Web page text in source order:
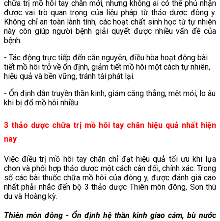
chữa trị mồ hôi tay chân mới, nhưng không ai có thể phủ nhận
được vai trò quan trọng của liệu pháp từ thảo dược đông y.
Không chỉ an toàn lành tính, các hoạt chất sinh học từ tự nhiên
này còn giúp người bệnh giải quyết được nhiều vấn đề của
bệnh.
- Tác động trực tiếp đến căn nguyên, điều hòa hoạt động bài
tiết mồ hôi trở về ổn định, giảm tiết mồ hôi một cách tự nhiên,
hiệu quả và bền vững, tránh tái phát lại.
- Ổn định dẫn truyền thần kinh, giảm căng thẳng, mệt mỏi, lo âu
khi bị đổ mồ hôi nhiều
3 thảo dược chữa trị mồ hôi tay chân hiệu quả nhất hiện
nay
Việc điều trị mồ hôi tay chân chỉ đạt hiệu quả tối ưu khi lựa
chọn và phối hợp thảo dược một cách cân đối, chính xác. Trong
số các bài thuốc chữa mồ hôi của đông y, được đánh giá cao
nhất phải nhắc đến bộ 3 thảo dược Thiên môn đông, Sơn thù
du và Hoàng kỳ.
Thiên môn đông - Ổn định hệ thần kinh giao cảm, bù nước